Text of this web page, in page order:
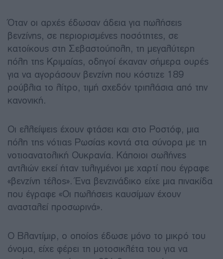
Όταν οι αρχές έδωσαν άδεια για πωλήσεις
βενζίνης, σε περιορισμένες ποσότητες, σε
κατοίκους στη Σεβαστούπολη, τη μεγαλύτερη
πόλη της Κριμαίας, οδηγοί έκαναν σήμερα ουρές
για να αγοράσουν βενζίνη που κόστιζε 189
ρούβλια το λίτρο, τιμή σχεδόν τριπλάσια από την
κανονική.
Οι ελλείψεις έχουν φτάσει και στο Ροστόφ, μια
πόλη της νότιας Ρωσίας κοντά στα σύνορα με τη
νοτιοανατολική Ουκρανία. Κάποιοι σωλήνες
αντλιών εκεί ήταν τυλιγμένοι με χαρτί που έγραφε
«βενζίνη τέλος». Ένα βενζινάδικο είχε μια πινακίδα
που έγραφε «Οι πωλήσεις καυσίμων έχουν
ανασταλεί προσωρινά».
Ο Βλαντίμιρ, ο οποίος έδωσε μόνο το μικρό του
όνομα, είχε φέρει τη μοτοσικλέτα του για να